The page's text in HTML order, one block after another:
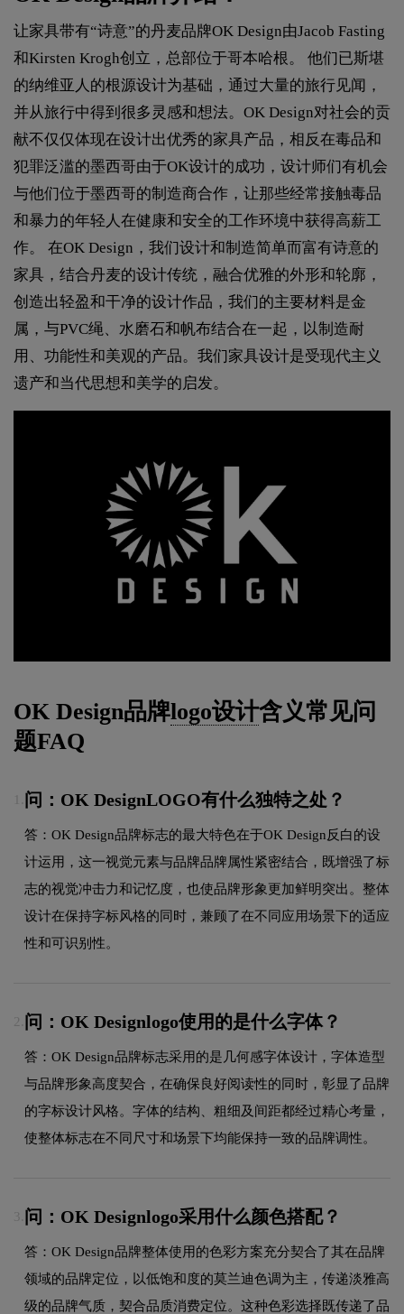
让家具带有“诗意”的丹麦品牌OK Design由Jacob Fasting
和Kirsten Krogh创立，总部位于哥本哈根。 他们已斯堪
的纳维亚人的根源设计为基础，通过大量的旅行见闻，
并从旅行中得到很多灵感和想法。OK Design对社会的贡
献不仅仅体现在设计出优秀的家具产品，相反在毒品和
犯罪泛滥的墨西哥由于OK设计的成功，设计师们有机会
与他们位于墨西哥的制造商合作，让那些经常接触毒品
和暴力的年轻人在健康和安全的工作环境中获得高薪工
作。 在OK Design，我们设计和制造简单而富有诗意的
家具，结合丹麦的设计传统，融合优雅的外形和轮廓，
创造出轻盈和干净的设计作品，我们的主要材料是金
属，与PVC绳、水磨石和帆布结合在一起，以制造耐
用、功能性和美观的产品。我们家具设计是受现代主义
遗产和当代思想和美学的启发。
OK Design品牌logo设计含义常见问
题FAQ
问：OK DesignLOGO有什么独特之处？
答：OK Design品牌标志的最大特色在于OK Design反白的设
计运用，这一视觉元素与品牌品牌属性紧密结合，既增强了标
志的视觉冲击力和记忆度，也使品牌形象更加鲜明突出。整体
设计在保持字标风格的同时，兼顾了在不同应用场景下的适应
性和可识别性。
2. 问：OK Designlogo使用的是什么字体？
答：OK Design品牌标志采用的是几何感字体设计，字体造型
与品牌形象高度契合，在确保良好阅读性的同时，彰显了品牌
的字标设计风格。字体的结构、粗细及间距都经过精心考量，
使整体标志在不同尺寸和场景下均能保持一致的品牌调性。
3. 问：OK Designlogo采用什么颜色搭配？
答：OK Design品牌整体使用的色彩方案充分契合了其在品牌
领域的品牌定位，以低饱和度的莫兰迪色调为主，传递淡雅高
级的品牌气质，契合品质消费定位。这种色彩选择既传递了品